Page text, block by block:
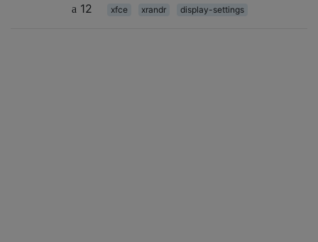
12
xfce xrandr display-settings